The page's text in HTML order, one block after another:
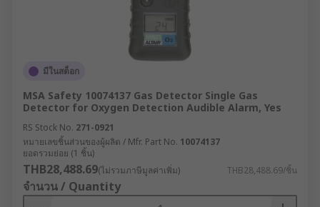
มีในสต็อก
MSA Safety 10074137 Gas Detector Single Gas
Detector for Oxygen Detection Audible Alarm, Yes
RS Stock No. 271-0921
หมายเลขชิ้นส่วนของผู้ผลิต / Mfr. Part No. 10074137
ยอดรวมย่อย (1 ชิ้น)
THB28,488.69(ไม่รวมภาษีมูลค่าเพิ่ม) THB28,488.69/ชิ้น
จำนวน / Quantity